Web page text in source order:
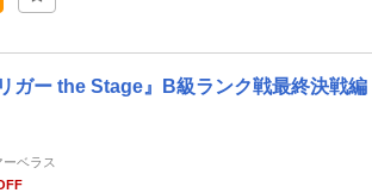
ガー the Stage』B級ランク戦最終決戦編
ベラス